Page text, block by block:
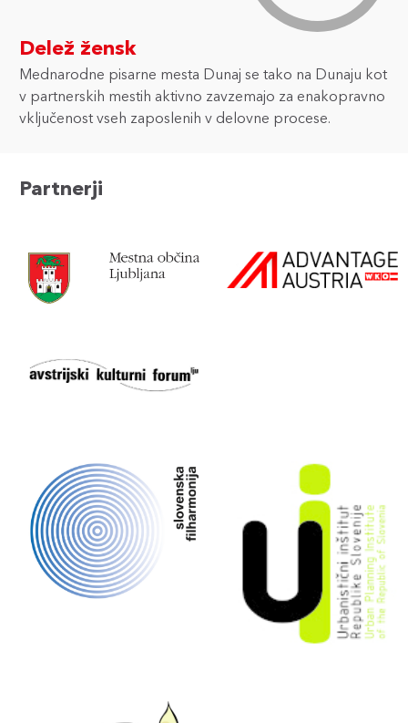
Delež žensk
Mednarodne pisarne mesta Dunaj se tako na Dunaju kot
v partnerskih mestih aktivno zavzemajo za enakopravno
vključenost vseh zaposlenih v delovne procese.
Partnerji